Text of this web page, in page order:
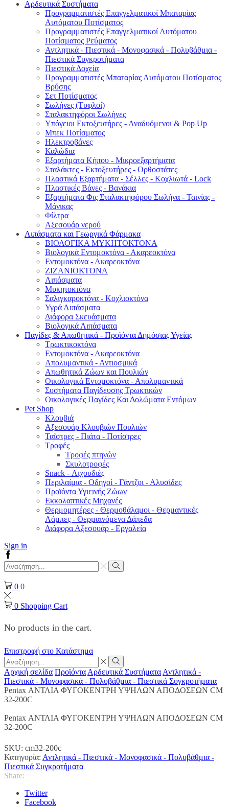
Αρδευτικά Συστήματα
Προγραμματιστές Επαγγελματικοί Μπαταρίας
Αυτόματου Ποτίσματος
Προγραμματιστές Επαγγελματικοί Αυτόματου
Ποτίσματος Ρεύματος
Αντλητικά - Πιεστικά - Μονοφασικά - Πολυβάθμια -
Πιεστικά Συγκροτήματα
Πιεστικά Δοχεία
Προγραμματιστές Μπαταρίας Αυτόματου Ποτίσματος
Βρύσης
Σετ Ποτίσματος
Σωλήνες (Τυφλοί)
Σταλακτηφόροι Σωλήνες
Υπόγειοι Εκτοξευτήρες - Αναδυόμενοι & Pop Up
Μπεκ Ποτίσματος
Ηλεκτροβάνες
Καλώδια
Εξαρτήματα Κήπου - Μικροεξαρτήματα
Σταλάκτες - Εκτοξευτήρες - Ορθοστάτες
Πλαστικά Εξαρτήματα - Σέλλες - Κοχλιωτά - Lock
Πλαστικές Βάνες - Βανάκια
Εξαρτήματα Φις Σταλακτηφόρου Σωλήνα - Ταινίας -
Μάνικας
Φίλτρα
Αξεσουάρ νερού
Λιπάσματα και Γεωργικά Φάρμακα
ΒΙΟΛΟΓΙΚΑ ΜΥΚΗΤΟΚΤΟΝΑ
Βιολογικά Εντομοκτόνα - Ακαρεοκτόνα
Εντομοκτόνα - Ακαρεοκτόνα
ΖΙΖΑΝΙΟΚΤΟΝΑ
Λιπάσματα
Μυκητοκτόνα
Σαλιγκαροκτόνα - Κοχλιοκτόνα
Υγρά Λιπάσματα
Διάφορα Σκευάσματα
Βιολογικά Λιπάσματα
Παγίδες & Απωθητικά - Προϊόντα Δημόσιας Υγείας
Τρωκτικοκτόνα
Εντομοκτόνα - Ακαρεοκτόνα
Απολυμαντικά - Αντιοσμικά
Απωθητικά Ζώων και Πουλιών
Οικολογικά Εντομοκτόνα - Απολυμαντικά
Συστήματα Παγίδευσης Τρωκτικών
Οικολογικές Παγίδες Και Δολώματα Εντόμων
Pet Shop
Κλουβιά
Αξεσουάρ Κλουβιών Πουλιών
Ταΐστρες - Πιάτα - Ποτίστρες
Τροφές
Τροφές πτηνών
Σκυλοτροφές
Snack - Λιχουδιές
Περιλαίμια - Οδηγοί - Γάντζοι - Αλυσίδες
Προϊόντα Υγιεινής Ζώων
Εκκολαπτικές Μηχανές
Θερμομητέρες - Θερμοθάλαμοι - Θερμαντικές
Λάμπες - Θερμαινόμενα Δάπεδα
Διάφορα Αξεσουάρ - Εργαλεία
Sign in
Facebook
Search
input
Search
0 0
0 Shopping Cart
No products in the cart.
Επιστροφή στο Κατάστημα
Search
input
Search
Αρχική σελίδα Προϊόντα Αρδευτικά Συστήματα Αντλητικά -
Πιεστικά - Μονοφασικά - Πολυβάθμια - Πιεστικά Συγκροτήματα
Pentax ΑΝΤΛΙΑ ΦΥΓΟΚΕΝΤΡΗ ΥΨΗΛΩΝ ΑΠΟΔΟΣΕΩΝ CM
32-200C
Pentax ΑΝΤΛΙΑ ΦΥΓΟΚΕΝΤΡΗ ΥΨΗΛΩΝ ΑΠΟΔΟΣΕΩΝ CM
32-200C
SKU: cm32-200c
Κατηγορία: Αντλητικά - Πιεστικά - Μονοφασικά - Πολυβάθμια -
Πιεστικά Συγκροτήματα
Share:
Twitter
Facebook